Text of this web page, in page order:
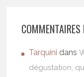
COMMENTAIRES
Tarquini dans
dégustation,